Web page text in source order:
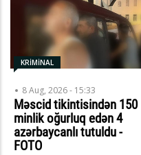
KRİMİNAL
8 Aug, 2026 - 15:33
Məscid tikintisindən 150
minlik oğurluq edən 4
azərbaycanlı tutuldu -
FOTO